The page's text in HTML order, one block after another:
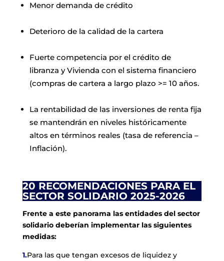
Menor demanda de crédito
Deterioro de la calidad de la cartera
Fuerte competencia por el crédito de
libranza y Vivienda con el sistema financiero
(compras de cartera a largo plazo >= 10 años.
La rentabilidad de las inversiones de renta fija
se mantendrán en niveles históricamente
altos en términos reales (tasa de referencia –
Inflación).
20 RECOMENDACIONES PARA EL
SECTOR SOLIDARIO 2025-2026
Frente a este panorama las entidades del sector
solidario deberían implementar las siguientes
medidas:
1.Para las que tengan excesos de liquidez y